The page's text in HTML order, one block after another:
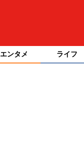
エンタメ ライフ